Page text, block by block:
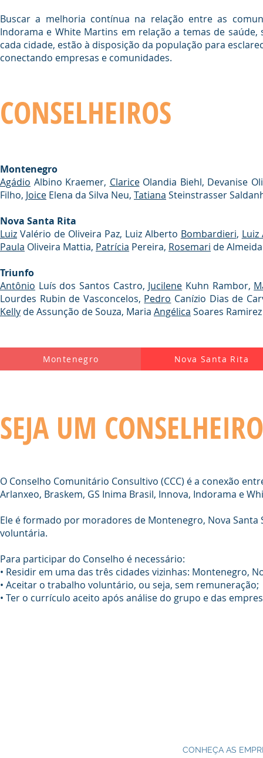
Buscar a melhoria contínua na relação entre as
Indorama e White Martins em relação a temas de
cada cidade, estão à disposição da população para
conectando empresas e comunidades.
CONSELHEIROS
Montenegro
Agádio Albino Kraemer, ClariceOlandia Biehl, Devanise
Filho, Joice Elena da Silva Neu, Tatiana Steinstrasser
Nova Santa Rita
Luiz Valério de Oliveira Paz, Luiz Alberto Bombardieri, Luiz
Paula Oliveira Mattia, Patrícia Pereira, Rosemari de
Triunfo
Antônio Luís dos Santos Castro, Jucilene Kuhn Rambor,
Lourdes Rubin de Vasconcelos, Pedro Canízio Dias de
Kelly de Assunção de Souza, Maria Angélica Soares
Montenegro Nova Santa Rita
SEJA UM CONSELHEIRO
O Conselho Comunitário Consultivo (CCC) é a conexão
Arlanxeo, Braskem, GS Inima Brasil, Innova, Indorama e
Ele é formado por moradores de Montenegro, Nova
voluntária.
Para participar do Conselho é necessário:
• Residir em uma das três cidades vizinhas: Montenegro,
• Aceitar o trabalho voluntário, ou seja, sem remuneração;
• Ter o currículo aceito após análise do grupo e das
CONHEÇA AS